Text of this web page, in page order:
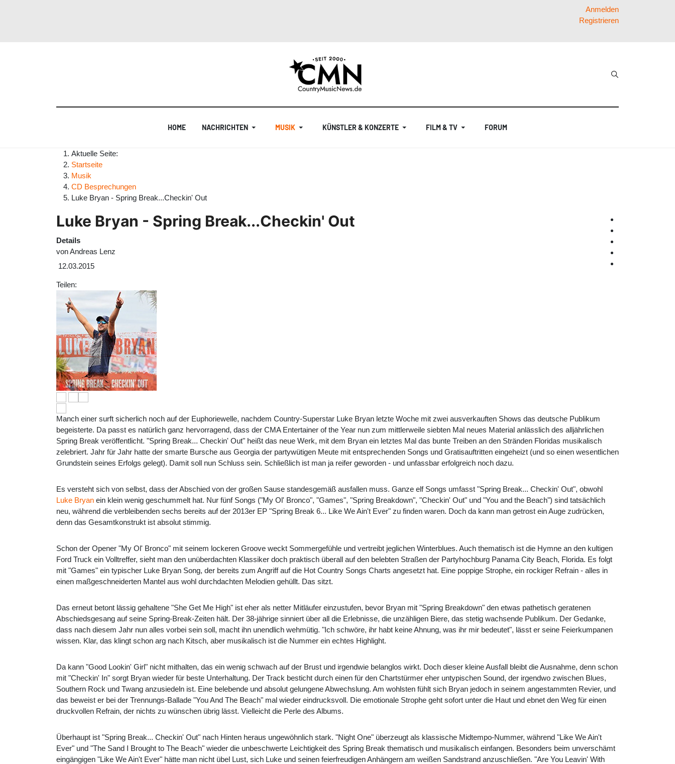
Anmelden
Registrieren
HOME NACHRICHTEN MUSIK KÜNSTLER & KONZERTE FILM & TV FORUM
Aktuelle Seite:
Startseite
Musik
CD Besprechungen
Luke Bryan - Spring Break...Checkin' Out
Luke Bryan - Spring Break...Checkin' Out
Details
vonAndreas Lenz
12.03.2015
Teilen:
Manch einer surft sicherlich noch auf der Euphoriewelle, nachdem Country-Superstar Luke Bryan letzte Woche mit zwei ausverkauften Shows das deutsche Publikum
begeisterte. Da passt es natürlich ganz hervorragend, dass der CMA Entertainer of the Year nun zum mittlerweile siebten Mal neues Material anlässlich des alljährlichen
Spring Break veröffentlicht. "Spring Break... Checkin' Out" heißt das neue Werk, mit dem Bryan ein letztes Mal das bunte Treiben an den Stränden Floridas musikalisch
zelebriert. Jahr für Jahr hatte der smarte Bursche aus Georgia der partywütigen Meute mit entsprechenden Songs und Gratisauftritten eingeheizt (und so einen wesentlichen
Grundstein seines Erfolgs gelegt). Damit soll nun Schluss sein. Schließlich ist man ja reifer geworden - und unfassbar erfolgreich noch dazu.
Es versteht sich von selbst, dass der Abschied von der großen Sause standesgemäß ausfallen muss. Ganze elf Songs umfasst "Spring Break... Checkin' Out", obwohl
Luke Bryan ein klein wenig geschummelt hat. Nur fünf Songs ("My Ol' Bronco", "Games", "Spring Breakdown", "Checkin' Out" und "You and the Beach") sind tatsächlich
neu, während die verbleibenden sechs bereits auf der 2013er EP "Spring Break 6... Like We Ain't Ever" zu finden waren. Doch da kann man getrost ein Auge zudrücken,
denn das Gesamtkonstrukt ist absolut stimmig.
Schon der Opener "My Ol' Bronco" mit seinem lockeren Groove weckt Sommergefühle und vertreibt jeglichen Winterblues. Auch thematisch ist die Hymne an den kultigen
Ford Truck ein Volltreffer, sieht man den unüberdachten Klassiker doch praktisch überall auf den belebten Straßen der Partyhochburg Panama City Beach, Florida. Es folgt
mit "Games" ein typischer Luke Bryan Song, der bereits zum Angriff auf die Hot Country Songs Charts angesetzt hat. Eine poppige Strophe, ein rockiger Refrain - alles in
einen maßgeschneiderten Mantel aus wohl durchdachten Melodien gehüllt. Das sitzt.
Das erneut betont lässig gehaltene "She Get Me High" ist eher als netter Mitläufer einzustufen, bevor Bryan mit "Spring Breakdown" den etwas pathetisch geratenen
Abschiedsgesang auf seine Spring-Break-Zeiten hält. Der 38-jährige sinniert über all die Erlebnisse, die unzähligen Biere, das stetig wachsende Publikum. Der Gedanke,
dass nach diesem Jahr nun alles vorbei sein soll, macht ihn unendlich wehmütig. "Ich schwöre, ihr habt keine Ahnung, was ihr mir bedeutet", lässt er seine Feierkumpanen
wissen. Klar, das klingt schon arg nach Kitsch, aber musikalisch ist die Nummer ein echtes Highlight.
Da kann "Good Lookin' Girl" nicht mithalten, das ein wenig schwach auf der Brust und irgendwie belanglos wirkt. Doch dieser kleine Ausfall bleibt die Ausnahme, denn schon
mit "Checkin' In" sorgt Bryan wieder für beste Unterhaltung. Der Track besticht durch einen für den Chartstürmer eher untypischen Sound, der irgendwo zwischen Blues,
Southern Rock und Twang anzusiedeln ist. Eine belebende und absolut gelungene Abwechslung. Am wohlsten fühlt sich Bryan jedoch in seinem angestammten Revier, und
das beweist er bei der Trennungs-Ballade "You And The Beach" mal wieder eindrucksvoll. Die emotionale Strophe geht sofort unter die Haut und ebnet den Weg für einen
druckvollen Refrain, der nichts zu wünschen übrig lässt. Vielleicht die Perle des Albums.
Überhaupt ist "Spring Break... Checkin' Out" nach Hinten heraus ungewöhnlich stark. "Night One" überzeugt als klassische Midtempo-Nummer, während "Like We Ain't
Ever" und "The Sand I Brought to The Beach" wieder die unbeschwerte Leichtigkeit des Spring Break thematisch und musikalisch einfangen. Besonders beim unverschämt
eingängigen "Like We Ain't Ever" hätte man nicht übel Lust, sich Luke und seinen feierfreudigen Anhängern am weißen Sandstrand anzuschließen. "Are You Leavin' With